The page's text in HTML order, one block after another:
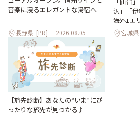
音楽に浸るエレガントな湯宿へ
長野県 [PR] 2026.08.05
沢」「
海外1エ
宮城県
【旅先診断】あなたの“いま”にぴ
ったりな旅先が見つかる♪